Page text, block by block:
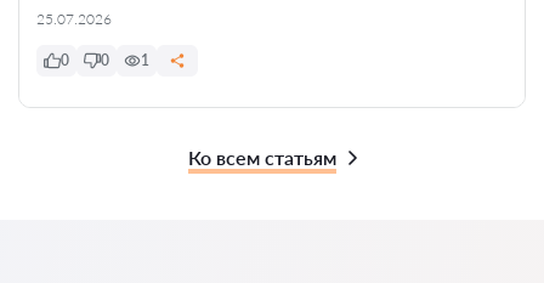
25.07.2026
0 0 1
Ко всем статьям